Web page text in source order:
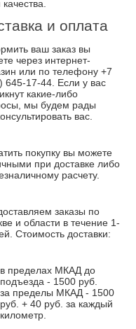
и оплата
ваш заказ вы
через интернет-
или по телефону +7
645-17-44. Если у вас
какие-либо
мы будем рады
вас.
покупку вы можете
при доставке либо
расчету.
заказы по
и области в течение 1-
Стоимость доставки:
в пределах МКАД до
подъезда - 1500 руб.
за пределы МКАД - 1500
руб. + 40 руб. за каждый
километр.